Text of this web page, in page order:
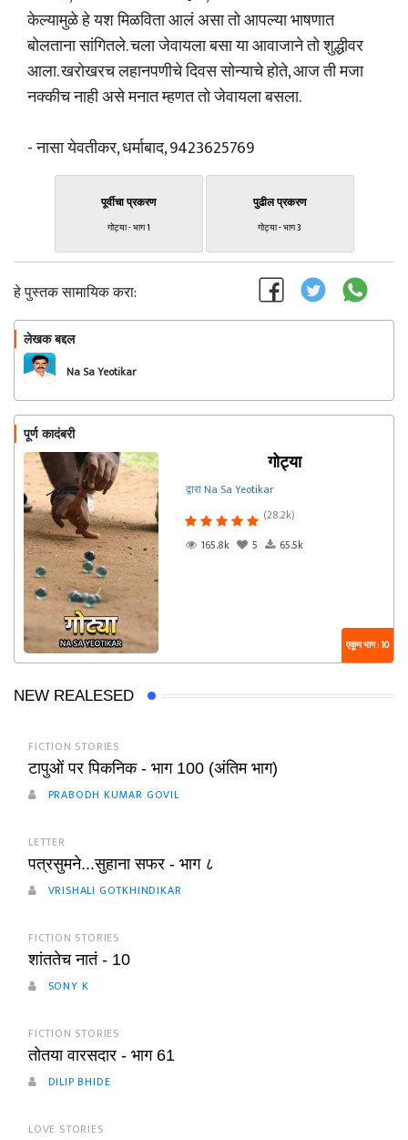
केल्यामुळे हे यश मिळविता आलं असा तो आपल्या भाषणात
बोलताना सांगितले. चला जेवायला बसा या आवाजाने तो शुद्धीवर
आला. खरोखरच लहानपणीचे दिवस सोन्याचे होते, आज ती मजा
नक्कीच नाही असे मनात म्हणत तो जेवायला बसला.
- नासा येवतीकर, धर्माबाद, 9423625769
पूर्वीचा प्रकरण
गोट्या - भाग 1
पुढील प्रकरण
गोट्या - भाग 3
हे पुस्तक सामायिक करा:
लेखक बद्दल
Na Sa Yeotikar
पूर्ण कादंबरी
गोट्या
द्वारा Na Sa Yeotikar
(28.2k)
165.8k
5 65.5k
एकूण भाग : 10
NEW REALESED
FICTION STORIES
टापुओं पर पिकनिक - भाग 100 (अंतिम भाग)
PRABODH KUMAR GOVIL
LETTER
पत्रसुमने...सुहाना सफर - भाग ८
VRISHALI GOTKHINDIKAR
FICTION STORIES
शांततेच नातं - 10
SONY K
FICTION STORIES
तोतया वारसदार - भाग 61
DILIP BHIDE
LOVE STORIES